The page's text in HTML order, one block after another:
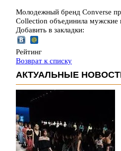
Молодежный бренд Converse
Collection объединила
Добавить в закладки:
Рейтинг
Возврат к списку
АКТУАЛЬНЫЕ